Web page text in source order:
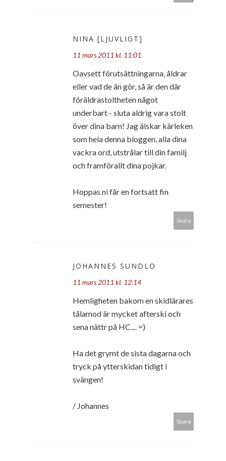
NINA [LJUVLIGT]
11 mars 2011 kl. 11:01
Oavsett förutsättningarna, åldrar
eller vad de än gör, så är den där
föräldrastoltheten något
underbart - sluta aldrig vara stolt
över dina barn! Jag älskar kärleken
som hela denna bloggen, alla dina
vackra ord, utstrålar till din familj
och framförallt dina pojkar.
Hoppas ni får en fortsatt fin
semester!
Svara
JOHANNES SUNDLO
11 mars 2011 kl. 12:14
Hemligheten bakom en skidlärares
tålamod är mycket afterski och
sena nättr på HC.... =)
Ha det grymt de sista dagarna och
tryck på ytterskidan tidigt i
svängen!
/ Johannes
Svara